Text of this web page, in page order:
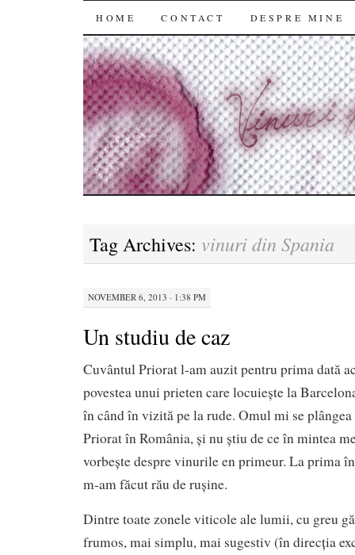
SKIP
TO
CONTENT
HOME CONTACT DESPRE MINE
Tag Archives: vinuri din Spania
NOVEMBER 6, 2013 · 1:38 PM
Un studiu de caz
Cuvântul Priorat l-am auzit pentru prima dată
povestea unui prieten care locuiește la
în când în vizită pe la rude. Omul mi se plângea
Priorat în România, și nu știu de ce în mintea
vorbește despre vinurile en primeur. La prima
m-am făcut rău de rușine.
Dintre toate zonele viticole ale lumii, cu greu
frumos, mai simplu, mai sugestiv (în direcția